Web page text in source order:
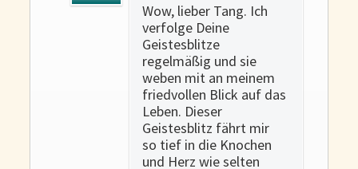
Wow, lieber Tang. Ich
verfolge Deine
Geistesblitze
regelmäßig und sie
weben mit an meinem
friedvollen Blick auf das
Leben. Dieser
Geistesblitz fährt mir
so tief in die Knochen
und Herz wie selten